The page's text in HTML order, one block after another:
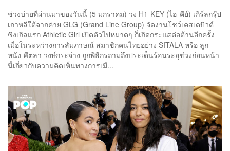
ช่วงบ่ายที่ผ่านมาของวันนี้ (5 มกราคม) วง H1-KEY (ไฮ-คีย์) เกิร์ลกรุ๊ป
เกาหลีใต้จากค่าย GLG (Grand Line Group) จัดงานโชว์เคสเดบิวต์
ซิงเกิลแรก Athletic Girl เปิดตัวไปหมาดๆ ก็เกิดกระแสต่อต้านอีกครั้ง
เมื่อในระหว่างการสัมภาษณ์ สมาชิกคนไทยอย่าง SITALA หรือ ลูก
หนัง-ศีตลา วงษ์กระจ่าง ถูกพิธีกรถามถึงประเด็นร้อนระอุช่วงก่อนหน้า
นี้เกี่ยวกับความคิดเห็นทางการเมื...